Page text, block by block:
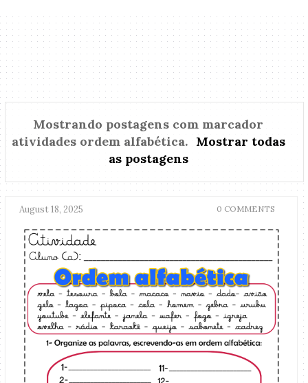
Mostrando postagens com marcador
atividades ordem alfabética. Mostrar todas
as postagens
August 18, 2025 0 COMMENTS